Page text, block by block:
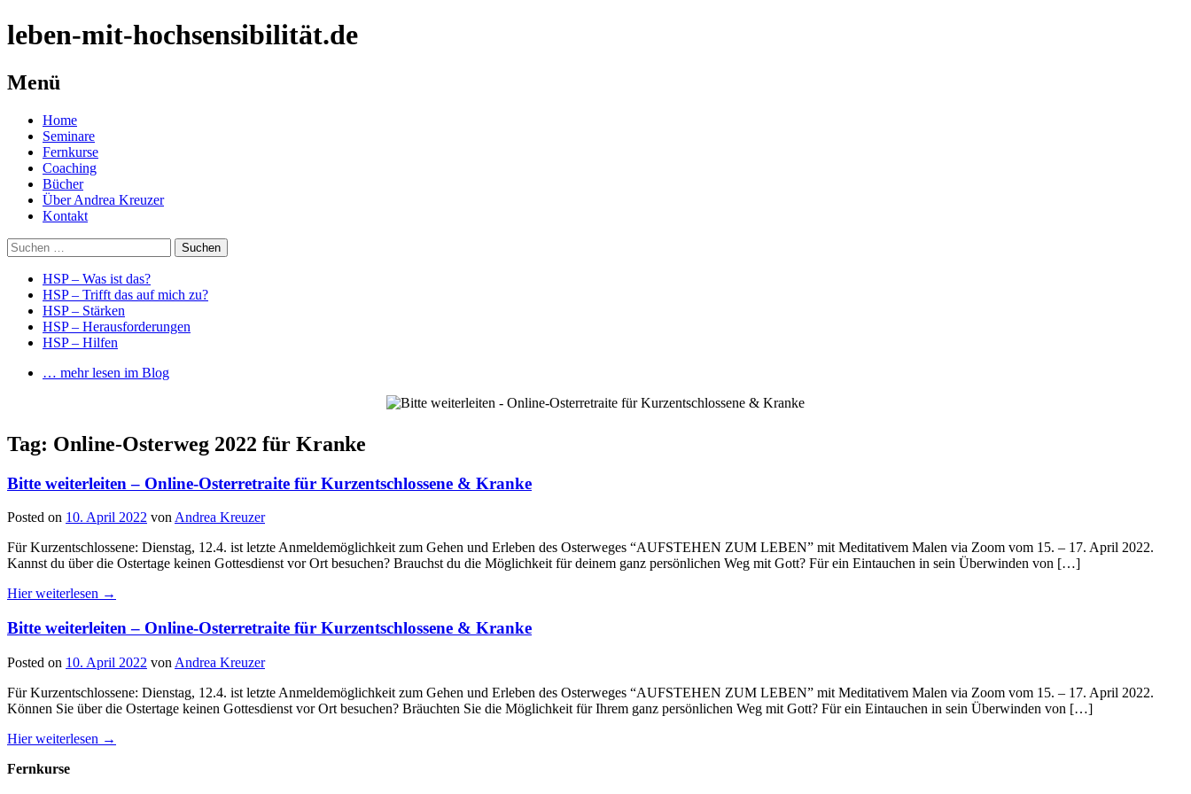
leben-mit-hochsensibilität.de
Menü
Springe
zum
Inhalt
Home
Seminare
Fernkurse
Coaching
Bücher
Über Andrea Kreuzer
Kontakt
Suchen
nach:
HSP – Was ist das?
HSP – Trifft das auf mich zu?
HSP – Stärken
HSP – Herausforderungen
HSP – Hilfen
… mehr lesen im Blog
Tag: Online-Osterweg 2022 für Kranke
Bitte weiterleiten – Online-Osterretraite für Kurzentschlossene & Kranke
Posted on 10. April 2022 von Andrea Kreuzer
Für Kurzentschlossene: Dienstag, 12.4. ist letzte Anmeldemöglichkeit zum Gehen und Erleben des Osterweges “AUFSTEHEN ZUM LEBEN” mit Meditativem Malen via Zoom vom 15. – 17. April 2022.
Kannst du über die Ostertage keinen Gottesdienst vor Ort besuchen? Brauchst du die Möglichkeit für deinem ganz persönlichen Weg mit Gott? Für ein Eintauchen in sein Überwinden von […]
Hier weiterlesen →
Bitte weiterleiten – Online-Osterretraite für Kurzentschlossene & Kranke
Posted on 10. April 2022 von Andrea Kreuzer
Für Kurzentschlossene: Dienstag, 12.4. ist letzte Anmeldemöglichkeit zum Gehen und Erleben des Osterweges “AUFSTEHEN ZUM LEBEN” mit Meditativem Malen via Zoom vom 15. – 17. April 2022.
Können Sie über die Ostertage keinen Gottesdienst vor Ort besuchen? Bräuchten Sie die Möglichkeit für Ihrem ganz persönlichen Weg mit Gott? Für ein Eintauchen in sein Überwinden von […]
Hier weiterlesen →
Fernkurse